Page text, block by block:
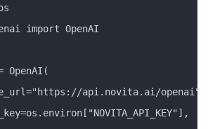
import OpenAI
api.novita.ai/openai",